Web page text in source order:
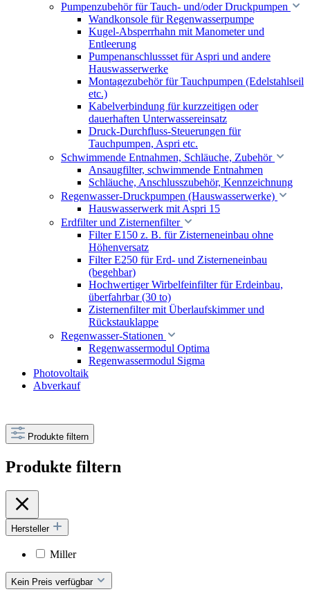
Pumpenzubehör für Tauch- und/oder Druckpumpen
Wandkonsole für Regenwasserpumpe
Kugel-Absperrhahn mit Manometer und
Entleerung
Pumpenanschlussset für Aspri und andere
Hauswasserwerke
Montagezubehör für Tauchpumpen (Edelstahlseil
etc.)
Kabelverbindung für kurzzeitigen oder
dauerhaften Unterwassereinsatz
Druck-Durchfluss-Steuerungen für
Tauchpumpen, Aspri etc.
Schwimmende Entnahmen, Schläuche, Zubehör
Ansaugfilter, schwimmende Entnahmen
Schläuche, Anschlusszubehör, Kennzeichnung
Regenwasser-Druckpumpen (Hauswasserwerke)
Hauswasserwerk mit Aspri 15
Erdfilter und Zisternenfilter
Filter E150 z. B. für Zisterneneinbau ohne
Höhenversatz
Filter E250 für Erd- und Zisterneneinbau
(begehbar)
Hochwertiger Wirbelfeinfilter für Erdeinbau,
überfahrbar (30 to)
Zisternenfilter mit Überlaufskimmer und
Rückstauklappe
Regenwasser-Stationen
Regenwassermodul Optima
Regenwassermodul Sigma
Photovoltaik
Abverkauf
Produkte filtern
Produkte filtern
Hersteller
Miller
Kein Preis verfügbar